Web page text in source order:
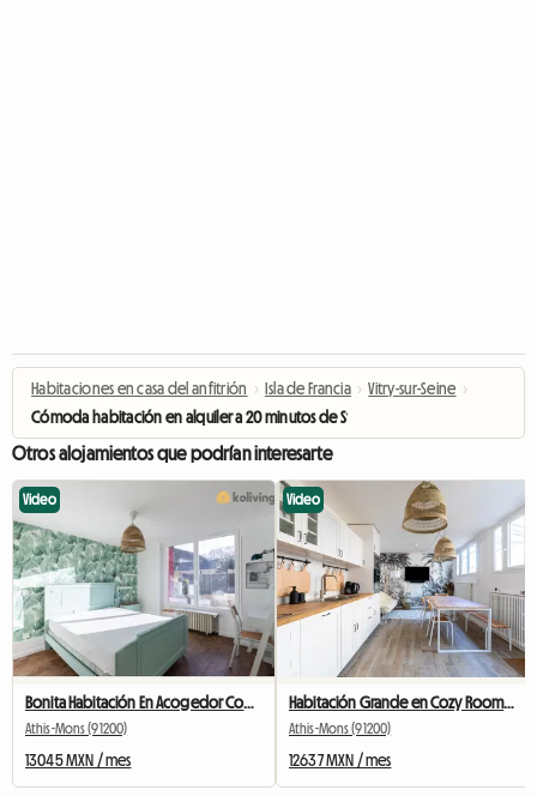
Habitaciones en casa del anfitrión › Isla de Francia › Vitry-sur-Seine ›
Cómoda habitación en alquiler a 20 minutos de St Michel
Otros alojamientos que podrían interesarte
Video
Bonita Habitación En Acogedor Compañero De Cuarto # 2
Athis-Mons (91200)
13045 MXN / mes
Video
Habitación Grande en Cozy Roommate # 5 Nueva York cerca de Olry
Athis-Mons (91200)
12637 MXN / mes